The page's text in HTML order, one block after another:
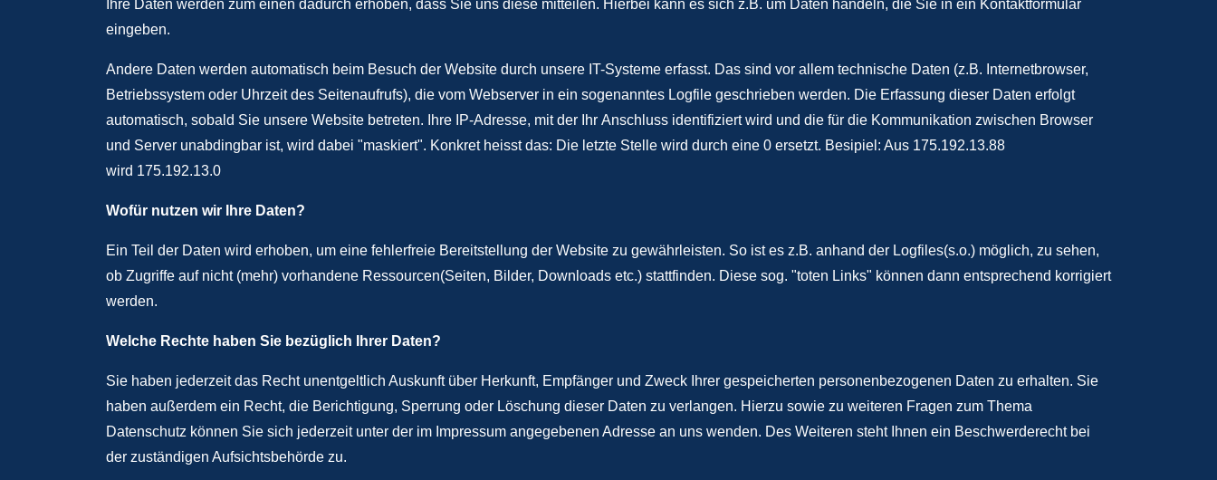
Ihre Daten werden zum einen dadurch erhoben, dass Sie uns diese mitteilen. Hierbei kann es sich z.B. um Daten handeln, die Sie in ein Kontaktformular
eingeben.
Andere Daten werden automatisch beim Besuch der Website durch unsere IT-Systeme erfasst. Das sind vor allem technische Daten (z.B. Internetbrowser,
Betriebssystem oder Uhrzeit des Seitenaufrufs), die vom Webserver in ein sogenanntes Logfile geschrieben werden. Die Erfassung dieser Daten erfolgt
automatisch, sobald Sie unsere Website betreten. Ihre IP-Adresse, mit der Ihr Anschluss identifiziert wird und die für die Kommunikation zwischen Browser
und Server unabdingbar ist, wird dabei "maskiert". Konkret heisst das: Die letzte Stelle wird durch eine 0 ersetzt. Besipiel: Aus 175.192.13.88
wird 175.192.13.0
Wofür nutzen wir Ihre Daten?
Ein Teil der Daten wird erhoben, um eine fehlerfreie Bereitstellung der Website zu gewährleisten. So ist es z.B. anhand der Logfiles(s.o.) möglich, zu sehen,
ob Zugriffe auf nicht (mehr) vorhandene Ressourcen(Seiten, Bilder, Downloads etc.) stattfinden. Diese sog. "toten Links" können dann entsprechend korrigiert
werden.
Welche Rechte haben Sie bezüglich Ihrer Daten?
Sie haben jederzeit das Recht unentgeltlich Auskunft über Herkunft, Empfänger und Zweck Ihrer gespeicherten personenbezogenen Daten zu erhalten. Sie
haben außerdem ein Recht, die Berichtigung, Sperrung oder Löschung dieser Daten zu verlangen. Hierzu sowie zu weiteren Fragen zum Thema
Datenschutz können Sie sich jederzeit unter der im Impressum angegebenen Adresse an uns wenden. Des Weiteren steht Ihnen ein Beschwerderecht bei
der zuständigen Aufsichtsbehörde zu.